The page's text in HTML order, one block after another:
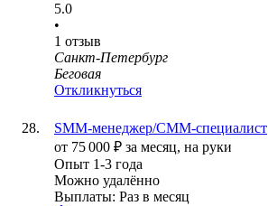
5.0
•
1 отзыв
Санкт-Петербург
Беговая
Откликнуться
SMM-менеджер/СММ-специалист
от 75 000 ₽ за месяц, на руки
Опыт 1-3 года
Можно удалённо
Выплаты: Раз в месяц